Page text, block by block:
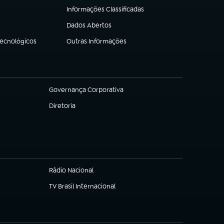
Informações Classificadas
(abre em nova aba)
Dados Abertos
(abre em nova aba)
Outras Informações
(abre em nova aba)
Governança Corporativa
(abre em nova aba)
Diretoria
(abre em nova aba)
Rádio Nacional
(abre em nova aba)
TV Brasil Internacional
(abre em nova aba)